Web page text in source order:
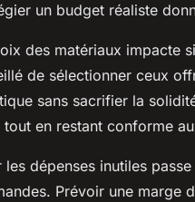
un budget réaliste
des matériaux impacte
de sélectionner ceux
sans sacrifier la
tout en restant conforme
les dépenses inutiles
Prévoir une marge